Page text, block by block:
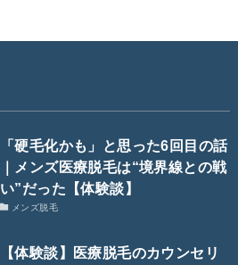
「硬毛化かも」と思った6回目の話
｜メンズ医療脱毛は“境界線との戦
い”だった【体験談】
メンズ脱毛
【体験談】医療脱毛のカウンセリ